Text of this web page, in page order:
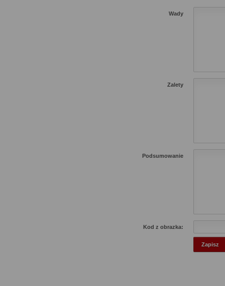
Wady
Zalety
Podsumowanie
Kod z obrazka: